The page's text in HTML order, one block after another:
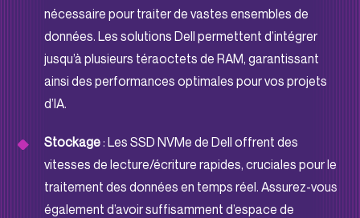
nécessaire pour traiter de vastes ensembles de
données. Les solutions Dell permettent d’intégrer
jusqu’à plusieurs téraoctets de RAM, garantissant
ainsi des performances optimales pour vos projets
d’IA.
Stockage : Les SSD NVMe de Dell offrent des
vitesses de lecture/écriture rapides, cruciales pour le
traitement des données en temps réel. Assurez-vous
également d’avoir suffisamment d’espace de